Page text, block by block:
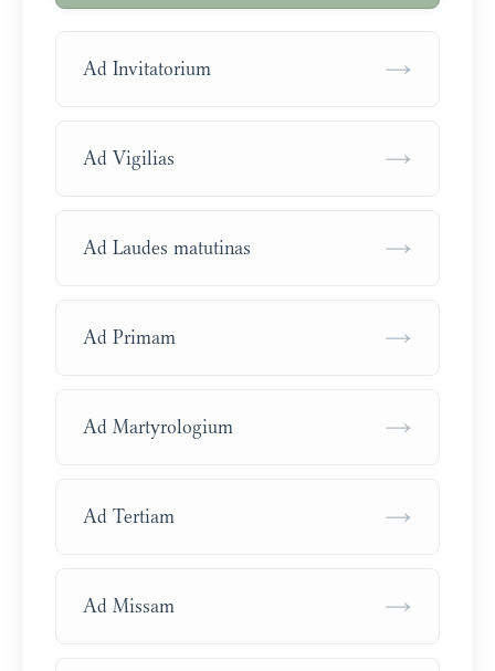
Ad Invitatorium →
Ad Vigilias →
Ad Laudes matutinas →
Ad Primam →
Ad Martyrologium →
Ad Tertiam →
Ad Missam →